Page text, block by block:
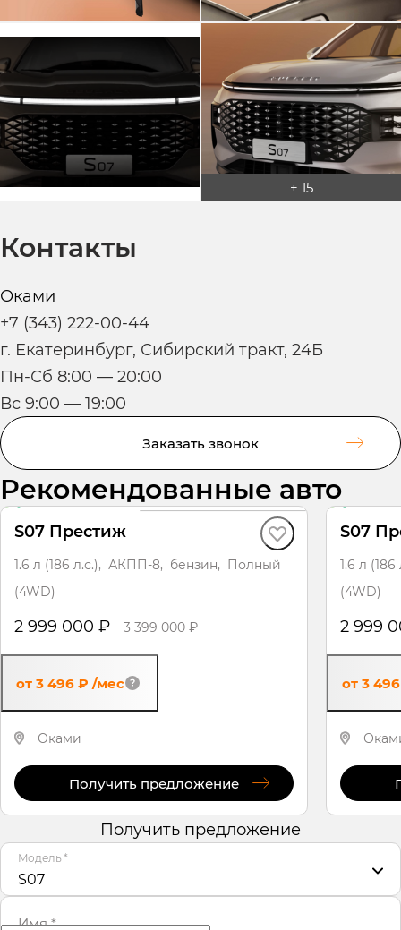
+ 15
Контакты
Оками
+7 (343) 222-00-44
г. Екатеринбург, Сибирский тракт, 24Б
Пн-Сб 8:00 — 20:00
Вс 9:00 — 19:00
Заказать звонок
Рекомендованные авто
В наличии ·авто
S07 Престиж
1.6 л (186 л.с.), АКПП-8, бензин, Полный
(4WD)
2 999 000 ₽ 3 399 000 ₽
от 3 496 ₽ /мес
Оками
Получить предложение
S07
1.6 л
(4WD)
2 999
от 3
Получить предложение
Модель*
S07
Имя*